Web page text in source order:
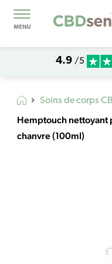
4.9 /5
Soins de corps
Hemptouch nettoyant
chanvre (100ml)